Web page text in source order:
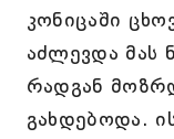
კონიცაში
აძლევდა მას
რადგან
გახდებოდა.